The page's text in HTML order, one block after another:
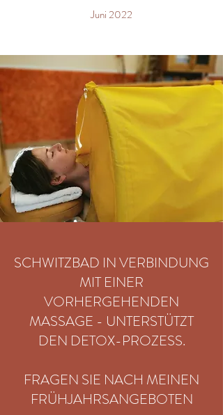
Juni 2022
SCHWITZBAD IN VERBINDUNG
MIT EINER
VORHERGEHENDEN
MASSAGE - UNTERSTÜTZT
DEN DETOX-PROZESS.
FRAGEN SIE NACH MEINEN
FRÜHJAHRSANGEBOTEN